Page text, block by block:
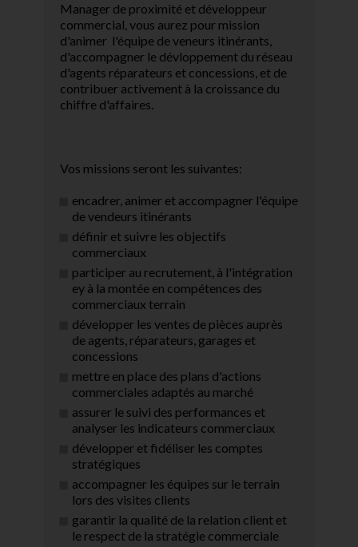
Manager de proximité et développeur
commercial, vous aurez pour mission
d'animer l'équipe de veneurs itinérants,
d'accompagner le dévloppement du réseau
d'agents réparateurs et concessions, et de
contribuer activement à la croissance du
chiffre d'affaires.
Vos missions seront les suivantes:
encadrer, animer et accompagner l'équipe
de vendeurs itinérants
définir et suivre les objectifs
commerciaux
participer au recrutement, à l'intégration
ey à la montée en compétences des
commerciaux terrain
développer les ventes de pièces auprès
de agents, réparateurs, garages et
concessions
mettre en place des plans d'actions
commerciales adaptés au marché
assurer le suivi des performances et
analyser les indicateurs commerciaux
développer et fidéliser les comptes
stratégiques
accompagner les équipes sur le terrain
lors des visites clients
garantir la qualité de la relation client et
le respect de la stratégie commerciale